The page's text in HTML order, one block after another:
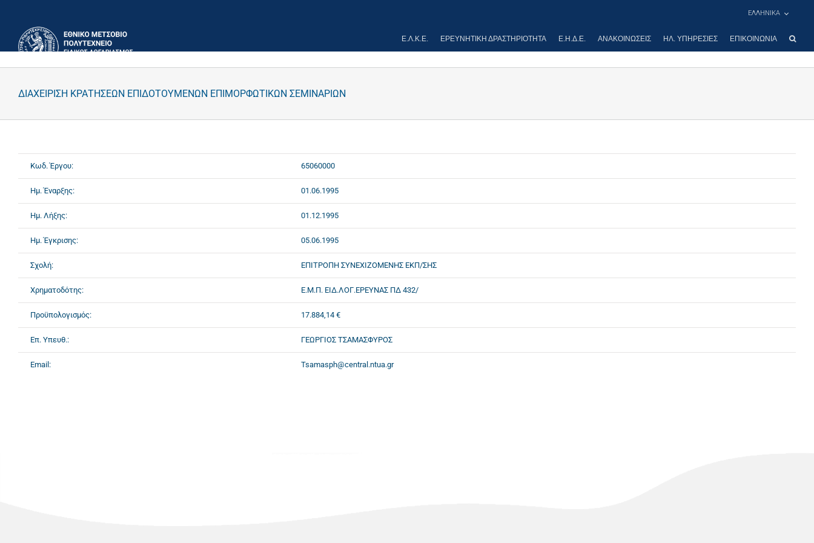
περιεχόμενο
ΕΛΛΗΝΙΚΑ
Ε.Λ.Κ.Ε. ΕΡΕΥΝΗΤΙΚΉ ΔΡΑΣΤΗΡΙΌΤΗΤΑ Ε.Η.Δ.Ε. ΑΝΑΚΟΙΝΏΣΕΙΣ ΗΛ. ΥΠΗΡΕΣΊΕΣ ΕΠΙΚΟΙΝΩΝΊΑ
ΔΙΑΧΕΙΡΙΣΗ ΚΡΑΤΗΣΕΩΝ ΕΠΙΔΟΤΟΥΜΕΝΩΝ ΕΠΙΜΟΡΦΩΤΙΚΩΝ ΣΕΜΙΝΑΡΙΩΝ
Κωδ. Έργου: 65060000
Ημ. Έναρξης: 01.06.1995
Ημ. Λήξης: 01.12.1995
Ημ. Έγκρισης: 05.06.1995
Σχολή: ΕΠΙΤΡΟΠΗ ΣΥΝΕΧΙΖΟΜΕΝΗΣ ΕΚΠ/ΣΗΣ
Χρηματοδότης: Ε.Μ.Π. ΕΙΔ.ΛΟΓ.ΕΡΕΥΝΑΣ ΠΔ 432/
Προϋπολογισμός: 17.884,14 €
Επ. Υπευθ.: ΓΕΩΡΓΙΟΣ ΤΣΑΜΑΣΦΥΡΟΣ
Email: Tsamasph@central.ntua.gr